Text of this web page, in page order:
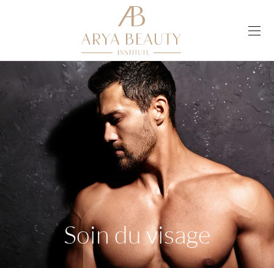
Soin du visage